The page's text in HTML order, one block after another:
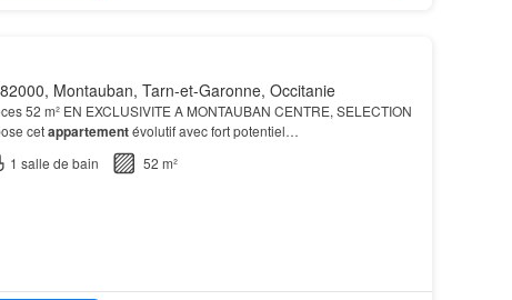
Montauban, Tarn-et-Garonne, Occitanie
52 m² EN EXCLUSIVITE A MONTAUBAN CENTRE, SELECTION
cetappartementévolutif avec fort potentiel…
1 salle de bain
52 m²